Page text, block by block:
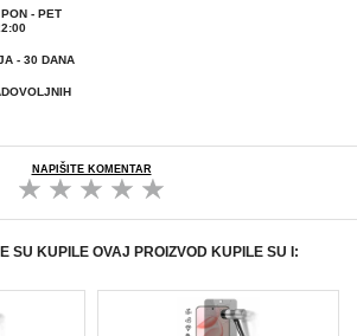
- PET
- 30 DANA
NAPIŠITE KOMENTAR
SU KUPILE OVAJ PROIZVOD KUPILE SU I: